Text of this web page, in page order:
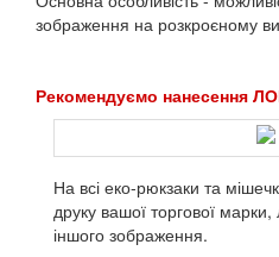
зображення на розкроєному
Рекомендуємо нанесення
На всі еко-рюкзаки та
друку вашої торгової
іншого зображення.